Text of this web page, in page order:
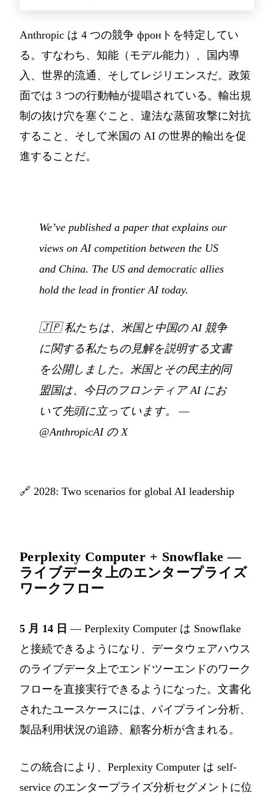
Anthropic は 4 つの競争 фронトを特定してい
る。すなわち、知能（モデル能力）、国内導
入、世界的流通、そしてレジリエンスだ。政策
面では 3 つの行動軸が提唱されている。輸出規
制の抜け穴を塞ぐこと、違法な蒸留攻撃に対抗
すること、そして米国の AI の世界的輸出を促
進することだ。
We’ve published a paper that explains our
views on AI competition between the US
and China. The US and democratic allies
hold the lead in frontier AI today.
🇯🇵私たちは、米国と中国の AI 競争
に関する私たちの見解を説明する文書
を公開しました。米国とその民主的同
盟国は、今日のフロンティア AI にお
いて先頭に立っています。
—
@AnthropicAI の X
🔗 2028: Two scenarios for global AI leadership
Perplexity Computer + Snowflake —
ライブデータ上のエンタープライズ
ワークフロー
5 月 14 日 — Perplexity Computer は Snowflake
と接続できるようになり、データウェアハウス
のライブデータ上でエンドツーエンドのワーク
フローを直接実行できるようになった。文書化
されたユースケースには、パイプライン分析、
製品利用状況の追跡、顧客分析が含まれる。
この統合により、Perplexity Computer は self-
service のエンタープライズ分析セグメントに位